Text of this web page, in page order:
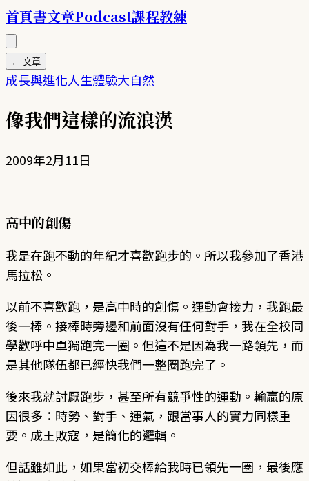
首頁書文章Podcast課程教練
← 文章
成長與進化人生體驗大自然
像我們這樣的流浪漢
2009年2月11日
高中的創傷
我是在跑不動的年紀才喜歡跑步的。所以我參加了香港
馬拉松。
以前不喜歡跑，是高中時的創傷。運動會接力，我跑最
後一棒。接棒時旁邊和前面沒有任何對手，我在全校同
學歡呼中單獨跑完一圈。但這不是因為我一路領先，而
是其他隊伍都已經快我們一整圈跑完了。
後來我就討厭跑步，甚至所有競爭性的運動。輸贏的原
因很多：時勢、對手、運氣，跟當事人的實力同樣重
要。成王敗寇，是簡化的邏輯。
但話雖如此，如果當初交棒給我時已領先一圈，最後應